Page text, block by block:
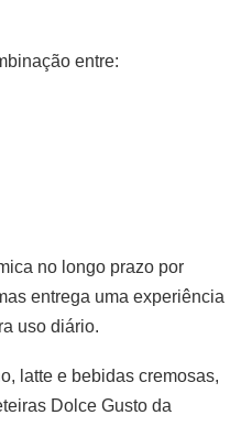
entre:
no longo prazo por
entrega uma experiência
uso diário.
latte e bebidas cremosas,
Dolce Gusto da